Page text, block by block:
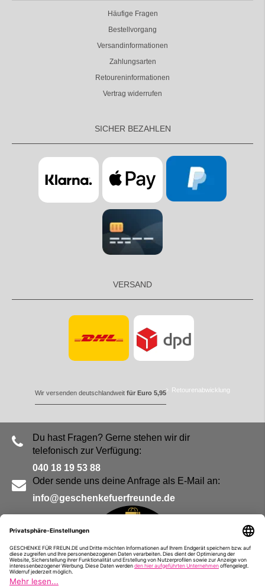
Häufige Fragen
Bestellvorgang
Versandinformationen
Zahlungsarten
Retoureninformationen
Vertrag widerrufen
SICHER BEZAHLEN
VERSAND
Wir versenden deutschlandweit für Euro 5,95 Retourenabwicklung
Du hast Fragen? Gerne stehen wir dir
telefonisch zur Verfügung:
040 18 19 53 88
Oder sende uns deine Anfrage als E-Mail an:
info@geschenkefuerfreunde.de